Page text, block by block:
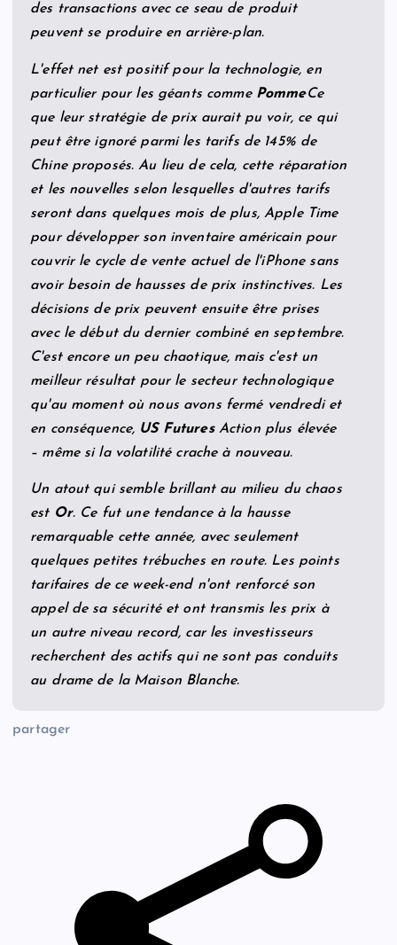
des transactions avec ce seau de produit
peuvent se produire en arrière-plan.
L'effet net est positif pour la technologie, en
particulier pour les géants comme PommeCe
que leur stratégie de prix aurait pu voir, ce qui
peut être ignoré parmi les tarifs de 145% de
Chine proposés. Au lieu de cela, cette réparation
et les nouvelles selon lesquelles d'autres tarifs
seront dans quelques mois de plus, Apple Time
pour développer son inventaire américain pour
couvrir le cycle de vente actuel de l'iPhone sans
avoir besoin de hausses de prix instinctives. Les
décisions de prix peuvent ensuite être prises
avec le début du dernier combiné en septembre.
C'est encore un peu chaotique, mais c'est un
meilleur résultat pour le secteur technologique
qu'au moment où nous avons fermé vendredi et
en conséquence, US FuturesAction plus élevée
– même si la volatilité crache à nouveau.
Un atout qui semble brillant au milieu du chaos
est Or. Ce fut une tendance à la hausse
remarquable cette année, avec seulement
quelques petites trébuches en route. Les points
tarifaires de ce week-end n'ont renforcé son
appel de sa sécurité et ont transmis les prix à
un autre niveau record, car les investisseurs
recherchent des actifs qui ne sont pas conduits
au drame de la Maison Blanche.
partager